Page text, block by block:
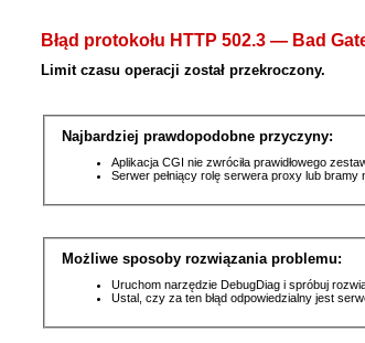
Błąd protokołu HTTP 502.3 — Bad
Limit czasu operacji został przekroczony.
Najbardziej prawdopodobne przyczyny:
Aplikacja CGI nie zwróciła prawidłowego
Serwer pełniący rolę serwera proxy lub bramy
Możliwe sposoby rozwiązania problemu:
Uruchom narzędzie DebugDiag i spróbuj
Ustal, czy za ten błąd odpowiedzialny jest